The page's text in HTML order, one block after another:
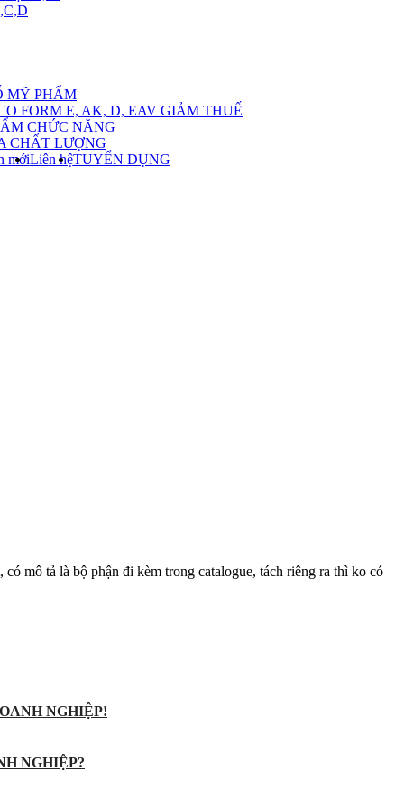
MỸ PHẨM
FORM E, AK, D, EAV GIẢM THUẾ
CHỨC NĂNG
CHẤT LƯỢNG
mớiLiên hệTUYỂN DỤNG
mô tả là bộ phận đi kèm trong catalogue, tách riêng ra thì ko có
NGHIỆP!
NGHIỆP?